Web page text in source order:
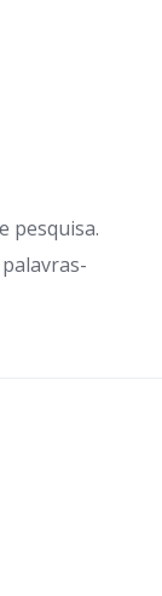
pesquisa.